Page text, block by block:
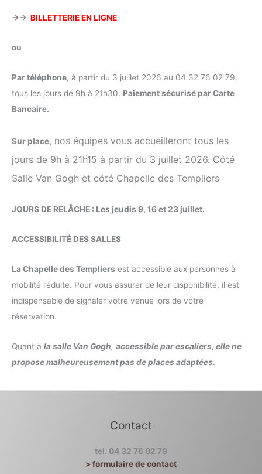
→→ BILLETTERIE EN LIGNE
ou
Par téléphone, à partir du 3 juillet 2026 au 04 32 76 02 79,
tous les jours de 9h à 21h30. Paiement sécurisé par Carte
Bancaire.
Sur place, nos équipes vous accueilleront tous les
jours de 9h à 21h15 à partir du 3 juillet 2026. Côté
Salle Van Gogh et côté Chapelle des Templiers
JOURS DE RELÂCHE : Les jeudis 9, 16 et 23 juillet.
ACCESSIBILITÉ DES SALLES
La Chapelle des Templiers est accessible aux personnes à
mobilité réduite. Pour vous assurer de leur disponibilité, il est
indispensable de signaler votre venue lors de votre
réservation.
Quant à la salle Van Gogh, accessible par escaliers, elle ne
propose malheureusement pas de places adaptées.
Contact
tel. 04 32 76 02 79
> formulaire de contact